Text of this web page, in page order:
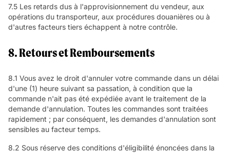
7.5 Les retards dus à l'approvisionnement du vendeur, aux
opérations du transporteur, aux procédures douanières ou à
d'autres facteurs tiers échappent à notre contrôle.
8. Retours et Remboursements
8.1 Vous avez le droit d'annuler votre commande dans un délai
d'une (1) heure suivant sa passation, à condition que la
commande n'ait pas été expédiée avant le traitement de la
demande d'annulation. Toutes les commandes sont traitées
rapidement ; par conséquent, les demandes d'annulation sont
sensibles au facteur temps.
8.2 Sous réserve des conditions d'éligibilité énoncées dans la